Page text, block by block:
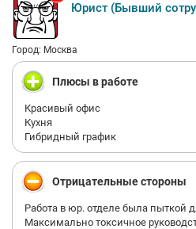
Юрист (Бывший
Город: Москва
Плюсы в работе
Красивый офис
Кухня
Гибридный график
Отрицательные стороны
Работа в юр. отделе была пыткой
Максимально токсичное